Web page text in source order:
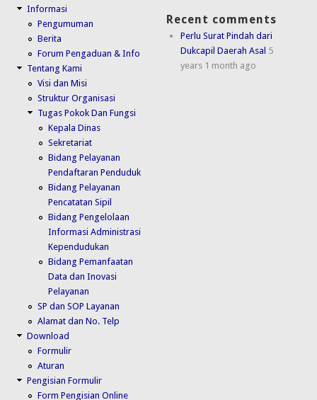
Informasi
Pengumuman
Berita
Forum Pengaduan & Info
Tentang Kami
Visi dan Misi
Struktur Organisasi
Tugas Pokok Dan Fungsi
Kepala Dinas
Sekretariat
Bidang Pelayanan
Pendaftaran Penduduk
Bidang Pelayanan
Pencatatan Sipil
Bidang Pengelolaan
Informasi Administrasi
Kependudukan
Bidang Pemanfaatan
Data dan Inovasi
Pelayanan
SP dan SOP Layanan
Alamat dan No. Telp
Download
Formulir
Aturan
Pengisian Formulir
Form Pengisian Online
Recent comments
Perlu Surat Pindah dari
Dukcapil Daerah Asal 5
years 1 month ago